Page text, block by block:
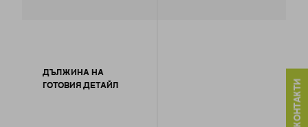
ДЪЛЖИНА НА
ГОТОВИЯ ДЕТАЙЛ